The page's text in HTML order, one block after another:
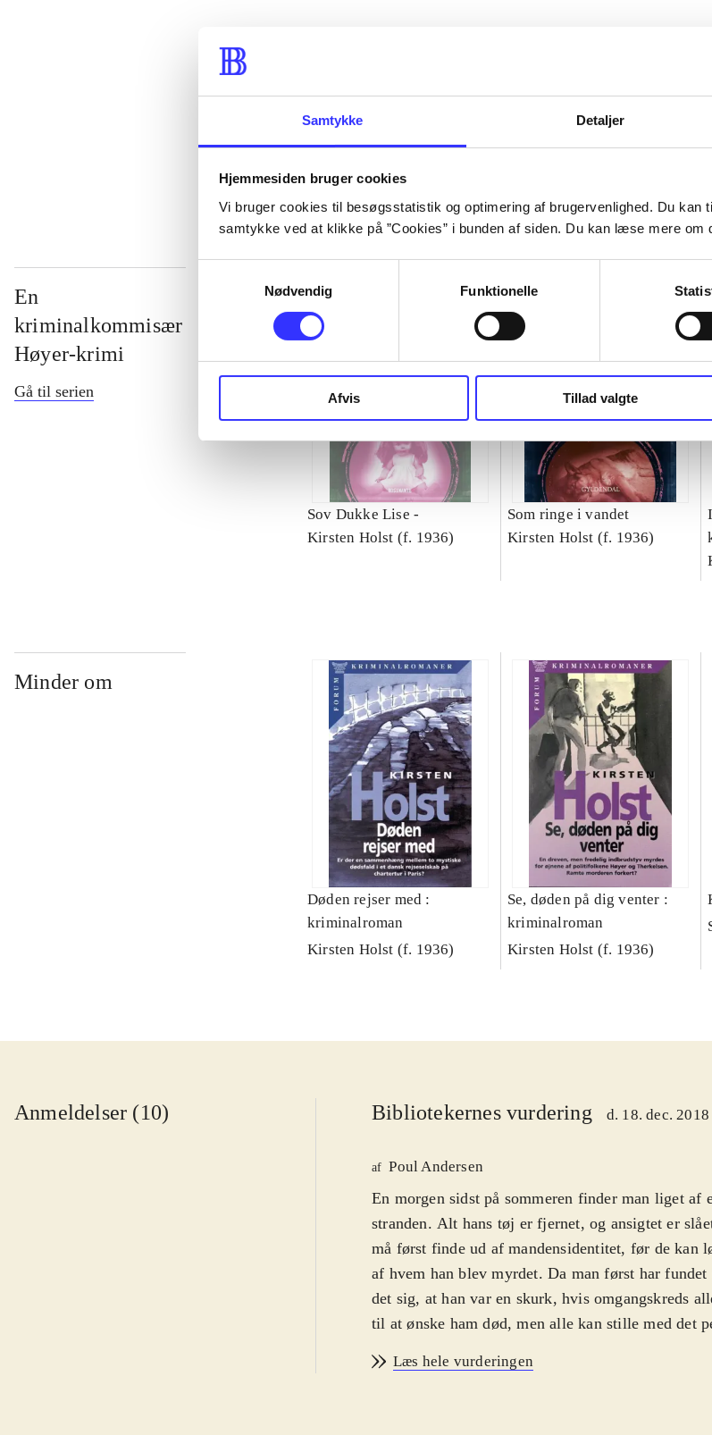
Samtykke Detaljer
Hjemmesiden bruger cookies
Vi bruger cookies til besøgsstatistik og optimering af brugervenlighed. Du
samtykke ved at klikke på ”Cookies” i bunden af siden. Du kan læse mere om
Nødvendig
Funktionelle
Afvis Tillad valgte
En
kriminalkommisær
Høyer-krimi
Gå til serien
Sov Dukke Lise -
Kirsten Holst (f. 1936)
Som ringe i vandet
Kirsten Holst (f. 1936)
Minder om
Døden rejser med :
kriminalroman
Kirsten Holst (f. 1936)
Se, døden på dig venter :
kriminalroman
Kirsten Holst (f. 1936)
Anmeldelser (10) Bibliotekernes vurdering d. 18. dec. 2018
af Poul Andersen
En morgen sidst på sommeren finder man liget af
stranden. Alt hans tøj er fjernet, og ansigtet er
må først finde ud af mandensidentitet, før de kan
af hvem han blev myrdet. Da man først har
det sig, at han var en skurk, hvis omgangskreds
til at ønske ham død, men alle kan stille med det
sagerne, ogmorderen bliver afsløret. -
Læs hele vurderingen